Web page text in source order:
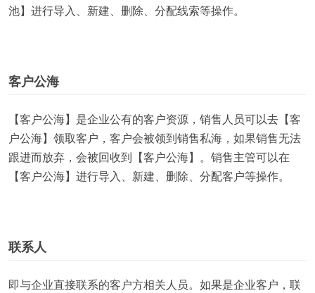
池】进行导入、新建、删除、分配线索等操作。
客户公海
【客户公海】是企业公有的客户资源，销售人员可以去【客
户公海】领取客户，客户会被领到销售私海，如果销售无法
跟进而放弃，会被回收到【客户公海】。销售主管可以在
【客户公海】进行导入、新建、删除、分配客户等操作。
联系人
即与企业直接联系的客户方相关人员。如果是企业客户，联